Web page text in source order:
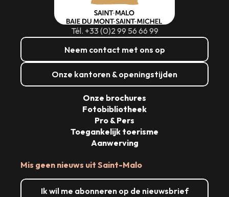
Tél. +33 (0)2 99 56 66 99
Neem contact met ons op
Onze kantoren & openingstijden
Mis geen nieuws uit Saint-Malo
Ik wil me abonneren op de nieuwsbrief
Onze brochures
Fotobibliotheek
Pro & Pers
Toegankelijk toerisme
Aanwerving